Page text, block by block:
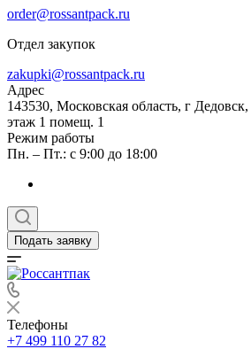
order@rossantpack.ru
Отдел закупок
zakupki@rossantpack.ru
Адрес
143530, Московская область, г
этаж 1 помещ. 1
Режим работы
Пн. – Пт.: с 9:00 до 18:00
Подать заявку
Телефоны
+7 499 110 27 82